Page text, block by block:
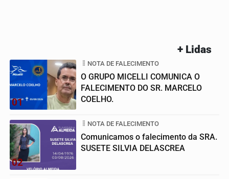
+ Lidas
01
NOTA DE FALECIMENTO
O GRUPO MICELLI COMUNICA O
FALECIMENTO DO SR. MARCELO
COELHO.
02
NOTA DE FALECIMENTO
Comunicamos o falecimento da SRA.
SUSETE SILVIA DELASCREA